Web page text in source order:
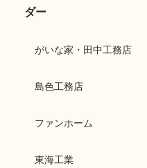
ダー
がいな家・田中工務店
島色工務店
ファンホーム
東海工業